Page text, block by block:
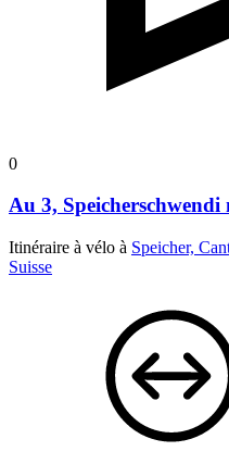
0
Au 3,
Itinéraire à vélo à Speicher,
Suisse